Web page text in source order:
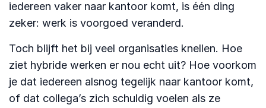
iedereen vaker naar kantoor komt, is één ding
zeker: werk is voorgoed veranderd.
Toch blijft het bij veel organisaties knellen. Hoe
ziet hybride werken er nou echt uit? Hoe voorkom
je dat iedereen alsnog tegelijk naar kantoor komt,
of dat collega’s zich schuldig voelen als ze